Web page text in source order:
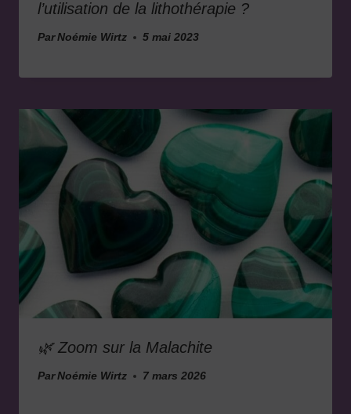
l’utilisation de la lithothérapie ?
Par Noémie Wirtz 5 mai 2023
🌿 Zoom sur la Malachite
Par Noémie Wirtz 7 mars 2026